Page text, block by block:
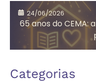
Assistência
Social
24/06/2026
65 anos do CEMA:
Categorias